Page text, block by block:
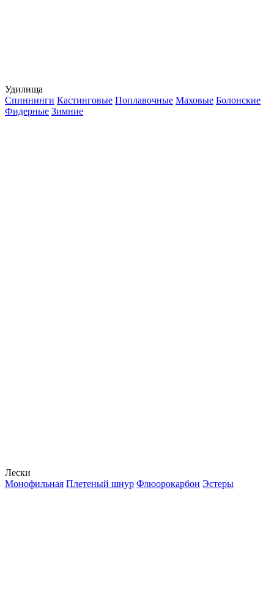
Удилища
Спиннинги Кастинговые Поплавочные Маховые Болонские
Фидерные Зимние
Лески
Монофильная Плетеный шнур Флюорокарбон Эстеры